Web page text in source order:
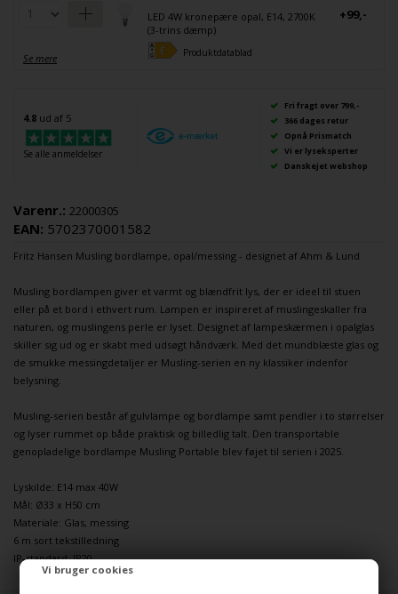
Vi bruger cookies
Se mere
LED 4W kronepære opal, E14, 2700K
(3-trins dæmp)
Produktdatablad
+99,-
4.8 ud af 5
Se alle anmeldelser
Fri fragt over 799,-
366 dages retur
Opnå Prismatch
Vi er lyseksperter
Danskejet webshop
Varenr.: 22000305
EAN: 5702370001582
Fritz Hansen Musling bordlampe, opal/messing - designet af Ahm & Lund
Musling bordlampen giver et varmt og blændfrit lys, der er ideel til stuen
eller på et bord i ethvert rum. Lampen er inspireret af muslingeskaller fra
naturen, og muslingens perle er lyset. Designet af lampeskærmen i opalglas
skiller sig ud og er skabt med udsøgt håndværk. Med det mundblæste glas og
de smukke messingdetaljer er Musling-serien en ny klassiker indenfor
belysning.
Musling-serien består af gulvlampe og bordlampe samt pendler i to størrelser
og lyser rummet op både praktisk og billedlig talt. Den transportable
genopladelige bordlampe Musling Portable blev føjet til serien i 2025
Lyskilde: E14 max 40W
Mål: Ø33 x H50 cm
Materiale: Glas, messing
6 m sort tekstilledning
IP-standard: IP20